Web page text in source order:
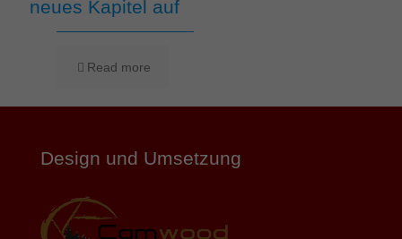
neues Kapitel auf
Read more
Design und Umsetzung